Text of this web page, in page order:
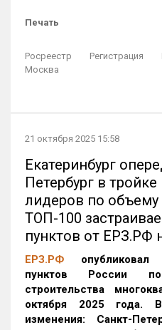
Печать
Росреестр Регистрация
Москва
21 октября 2025 15:58
Екатеринбург
Петербург в
лидеров по объему
ТОП-100
пунктов от ЕРЗ.РФ
ЕРЗ.РФ опубликовал
пунктов России
строительства
октября 2025 года.
изменения: Санкт-